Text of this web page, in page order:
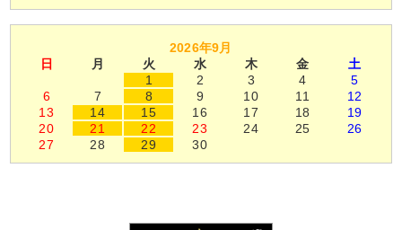
2026年9月
日
月 火 水 木 金
土
1
2 3 4
5
6
7 8 9 10 11
12
13
14 15 16 17 18
19
20
21 22 23 24 25
26
27
28 29 30